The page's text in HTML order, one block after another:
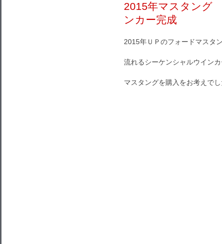
2015年マスタング
ンカー完成
2015年ＵＰのフォードマスタ
流れるシーケンシャルウイン
マスタングを購入をお考えで